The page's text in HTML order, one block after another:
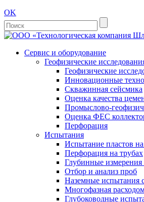
OK
Сервис и оборудование
Геофизические
Геофизические
Инновационные
Скважинная сейсмика
Оценка качества
Промыслово-
Оценка ФЕС
Перфорация
Испытания
Испытание пластов
Перфорация на трубах
Глубинные измерения
Отбор и анализ проб
Наземные испытания
Многофазная
Глубоководные